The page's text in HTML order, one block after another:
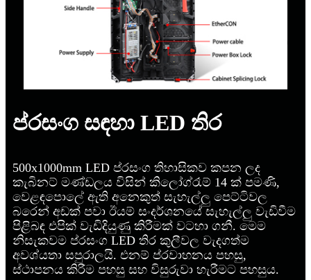
ප්රසංග සඳහා LED තිර
500x1000mm LED ප්රසංග තිහාසිකව කපන ලද
කැබිනට් මණ්ඩලය විසින් කිලෝග්රෑම් 14 ක් පමණි,
වෙළඳපොලේ ඇති අනෙකුත් සැහැල්ලු පෙට්ටිවල
බරෙන් අඩක් පවා ඊයම් සංදර්ශනයේ සැහැල්ලු වැඩිවීම
පිළිබඳ එපික් වැඩිදියුණු කිරීමක් වටහා ගනී. මෙම
නිසැකවම ප්රසංග LED තිර කුලීවල වැදගත්ම
අවශ්යතා සපුරාලයි. එනම් ප්රවාහනය පහසු,
ස්ථාපනය කිරීම පහසු සහ විසුරුවා හැරීමට පහසුය.